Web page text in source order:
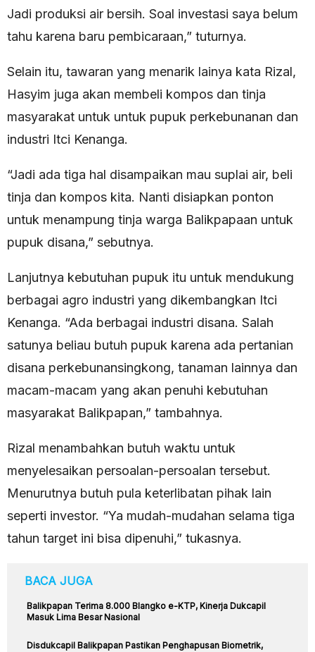
Jadi produksi air bersih. Soal investasi saya belum
tahu karena baru pembicaraan,” tuturnya.
Selain itu, tawaran yang menarik lainya kata Rizal,
Hasyim juga akan membeli kompos dan tinja
masyarakat untuk untuk pupuk perkebunanan dan
industri Itci Kenanga.
“Jadi ada tiga hal disampaikan mau suplai air, beli
tinja dan kompos kita. Nanti disiapkan ponton
untuk menampung tinja warga Balikpapaan untuk
pupuk disana,” sebutnya.
Lanjutnya kebutuhan pupuk itu untuk mendukung
berbagai agro industri yang dikembangkan Itci
Kenanga. “Ada berbagai industri disana. Salah
satunya beliau butuh pupuk karena ada pertanian
disana perkebunansingkong, tanaman lainnya dan
macam-macam yang akan penuhi kebutuhan
masyarakat Balikpapan,” tambahnya.
Rizal menambahkan butuh waktu untuk
menyelesaikan persoalan-persoalan tersebut.
Menurutnya butuh pula keterlibatan pihak lain
seperti investor. “Ya mudah-mudahan selama tiga
tahun target ini bisa dipenuhi,” tukasnya.
BACA JUGA
Balikpapan Terima 8.000 Blangko e-KTP, Kinerja Dukcapil
Masuk Lima Besar Nasional
Disdukcapil Balikpapan Pastikan Penghapusan Biometrik,